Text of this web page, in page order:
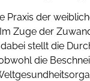
Praxis der
Zuge der
stellt die
die